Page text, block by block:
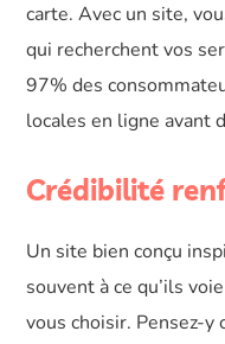
carte. Avec un site,
qui recherchent vos
97% des
locales en ligne avant
Crédibilité
Un site bien conçu
souvent à ce qu’ils
vous choisir. Pensez-